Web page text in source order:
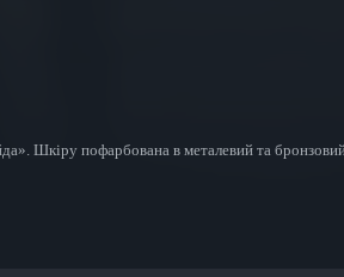
Шкіру пофарбована в металевий та